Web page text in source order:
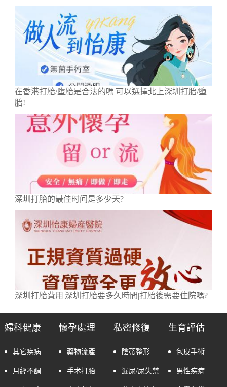
在香港打胎/墮胎是合法的嗎|可以選擇北上深圳打胎/墮
胎!
深圳打胎的最佳时间是多少天?
深圳打胎費用|深圳打胎要多久時間|打胎後需要住院嗎?
婦科健康
其它疾病
月經不調
懷孕處理
藥物流產
手术打胎
私密修復
陰蒂整形
漏尿/尿失禁
生育評估
包皮手術
男性疾病